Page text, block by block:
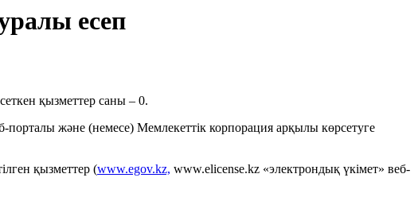
есеп
қызметтер саны – 0.
порталы және (немесе) Мемлекеттік корпорация арқылы көрсетуге
қызметтер (www.egov.kz, www.elicense.kz «электрондық үкімет» веб-